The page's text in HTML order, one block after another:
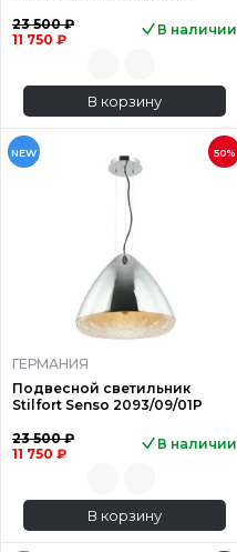
23 500 ₽
11 750 ₽
В наличии
В корзину
NEW 50%
ГЕРМАНИЯ
Подвесной светильник
Stilfort Senso 2093/09/01P
23 500 ₽
11 750 ₽
В наличии
В корзину